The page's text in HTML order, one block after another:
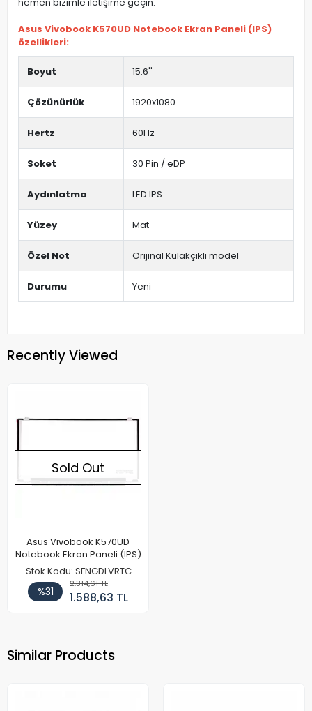
Asus Vivobook K570UD Notebook Ekran Paneli (IPS)
özellikleri:
Boyut 15.6''
Çözünürlük 1920x1080
Hertz 60Hz
Soket 30 Pin / eDP
Aydınlatma LED IPS
Yüzey Mat
Özel Not Orijinal Kulakçıklı model
Durumu Yeni
Recently Viewed
Sold Out
Asus Vivobook K570UD
Notebook Ekran Paneli (IPS)
Stok Kodu: SFNGDLVRTC
%31
2.314,61 TL
1.588,63 TL
Similar Products